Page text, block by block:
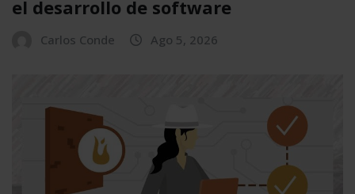
el desarrollo de software
Carlos Conde Ago 5, 2026